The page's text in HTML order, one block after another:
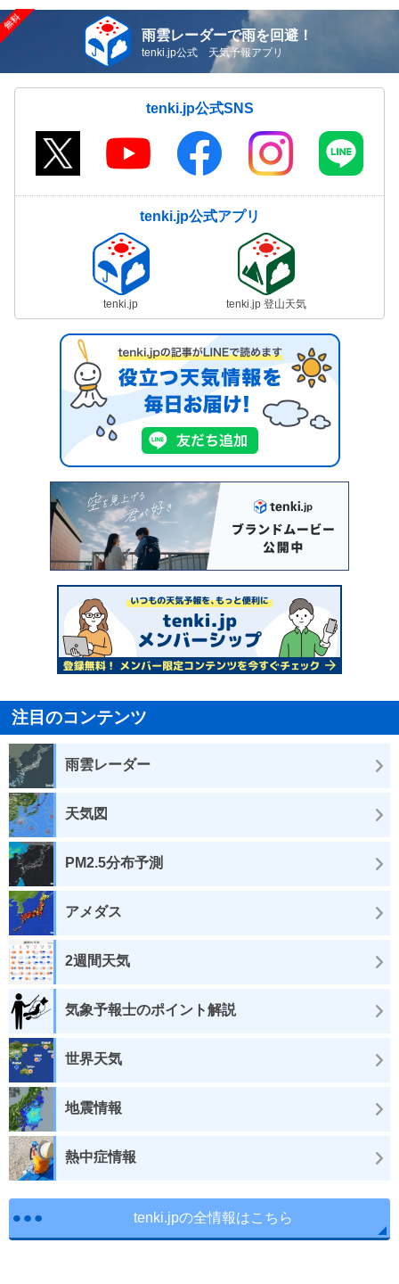
雨雲レーダーで雨を回避！
tenki.jp公式 天気予報アプリ
tenki.jp公式SNS
tenki.jp公式アプリ
tenki.jp tenki.jp 登山天気
注目のコンテンツ
雨雲レーダー
天気図
PM2.5分布予測
アメダス
2週間天気
気象予報士のポイント解説
世界天気
地震情報
熱中症情報
tenki.jpの全情報はこちら